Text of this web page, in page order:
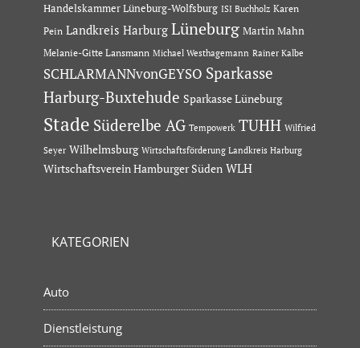
Handelskammer Lüneburg-Wolfsburg ISI Buchholz Karen
Pein Landkreis Harburg Lüneburg Martin Mahn
Melanie-Gitte Lansmann Michael Westhagemann Rainer Kalbe
SCHLARMANNvonGEYSO Sparkasse
Harburg-Buxtehude Sparkasse Lüneburg
Stade Süderelbe AG Tempowerk TUHH Wilfried
Seyer Wilhelmsburg Wirtschaftsförderung Landkreis Harburg
Wirtschaftsverein Hamburger Süden WLH
KATEGORIEN
Auto
Dienstleistung